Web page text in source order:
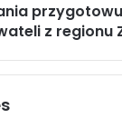
z regionu